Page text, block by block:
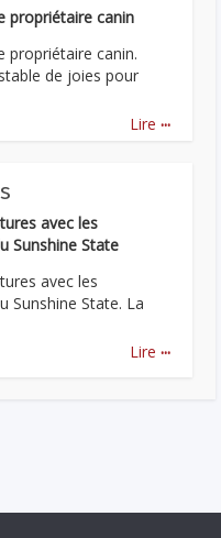
propriétaire canin
propriétaire canin.
de joies pour
Lire ...
avec les
Sunshine State
avec les
Sunshine State. La
Lire ...